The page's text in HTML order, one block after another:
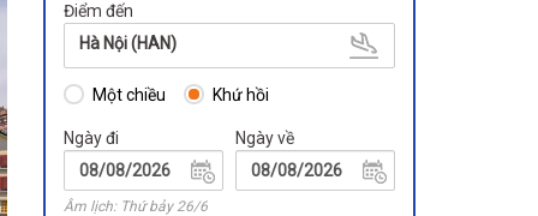
Điểm đến
Hà Nội (HAN)
Một chiều Khứ hồi
Ngày đi
Âm lịch: Thứ bảy 26/6
Ngày về